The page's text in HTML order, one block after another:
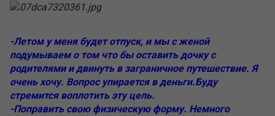
-Летом у меня будет отпуск, и мы с женой
подумываем о том что бы оставить дочку с
родителями и двинуть в заграничное путешествие. Я
очень хочу. Вопрос упирается в деньги.Буду
стремится воплотить эту цель.
-Поправить свою физическую форму. Немного